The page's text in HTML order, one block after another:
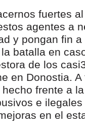
fuertes
agentes a
y pongan fin
batalla en
de los
en Donostia.
frente a
e
en el